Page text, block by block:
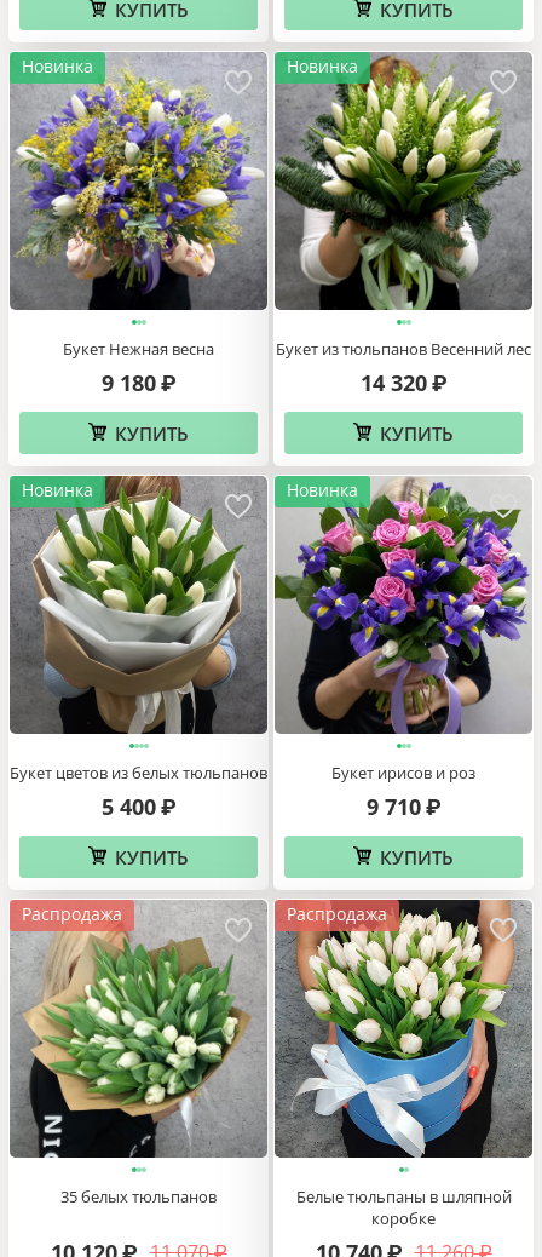
КУПИТЬ КУПИТЬ
Новинка
Букет Нежная весна
9 180 ₽
КУПИТЬ
Новинка
Букет из тюльпанов Весенний лес
14 320 ₽
КУПИТЬ
Новинка
Букет цветов из белых тюльпанов
5 400 ₽
КУПИТЬ
Новинка
Букет ирисов и роз
9 710 ₽
КУПИТЬ
Распродажа
35 белых тюльпанов
Распродажа
Белые тюльпаны в шляпной
коробке